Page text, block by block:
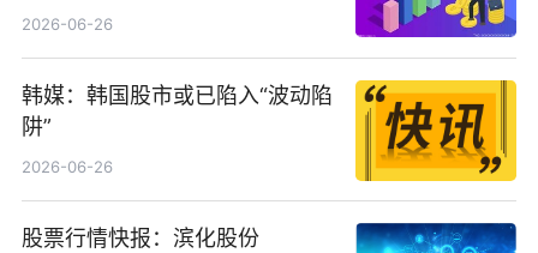
看
2026-06-26
韩媒：韩国股市或已陷入“波动陷
阱”
2026-06-26
股票行情快报：滨化股份